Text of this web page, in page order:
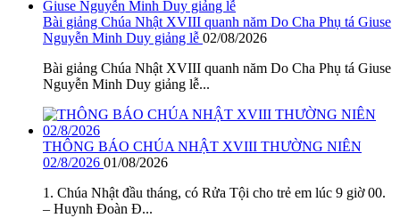
Bài giảng Chúa Nhật XVIII quanh năm Do Cha Phụ tá Giuse
Nguyễn Minh Duy giảng lễ 02/08/2026
Bài giảng Chúa Nhật XVIII quanh năm Do Cha Phụ tá Giuse
Nguyễn Minh Duy giảng lễ...
THÔNG BÁO CHÚA NHẬT XVIII THƯỜNG NIÊN
02/8/2026 01/08/2026
1. Chúa Nhật đầu tháng, có Rửa Tội cho trẻ em lúc 9 giờ 00.
– Huynh Đoàn Đ...